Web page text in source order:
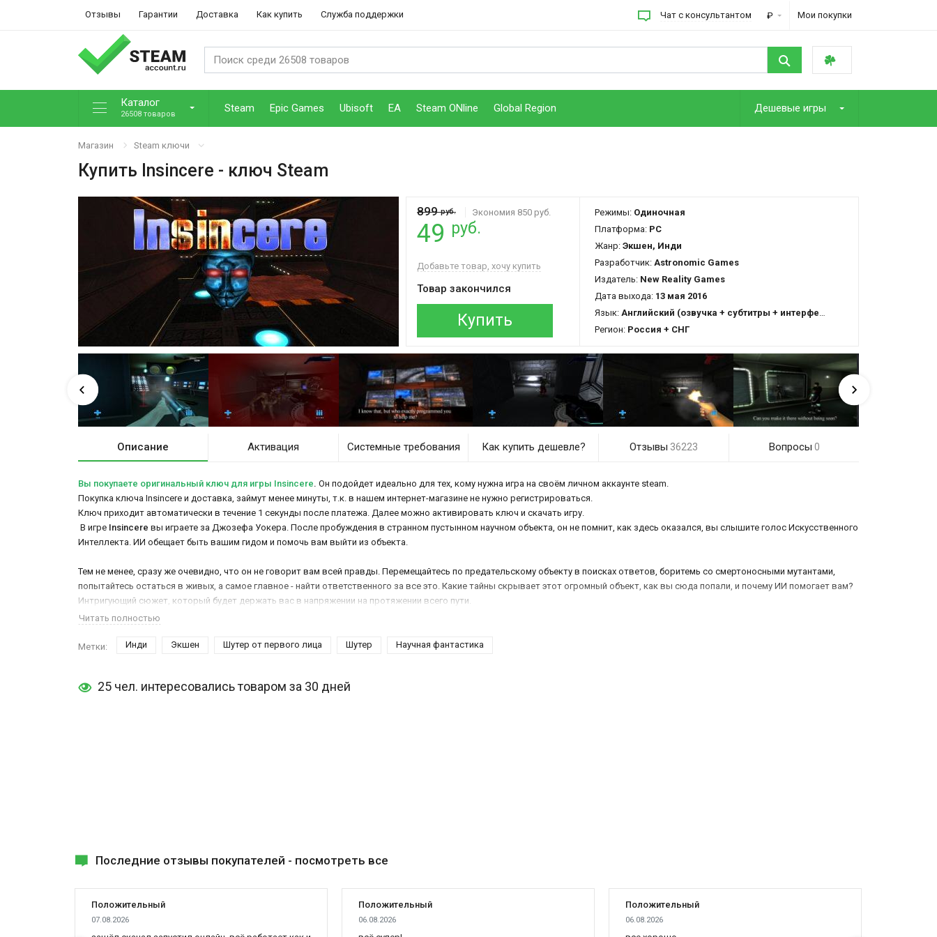
Отзывы Гарантии Доставка Как купить Служба поддержки Чат с консультантом ₽ Мои покупки
Каталог
26508 товаров Steam Epic Games Ubisoft EA Steam ONline Global Region Дешевые игры
Магазин Steam ключи
Купить Insincere - ключ Steam
899руб. Экономия 850 руб.
49 руб.
Добавьте товар, хочу купить
Товар закончился
Купить
Режимы: Одиночная
Платформа: PC
Жанр: Экшен, Инди
Разработчик: Astronomic Games
Издатель: New Reality Games
Дата выхода: 13 мая 2016
Язык: Английский (озвучка + субтитры + интерфейс)
Регион: Россия + СНГ
Описание Активация Системные требования Как купить дешевле? Отзывы 36223 Вопросы 0
Вы покупаете оригинальный ключ для игры Insincere. Он подойдет идеально для тех, кому нужна игра на своём личном аккаунте steam.
Покупка ключа Insincere и доставка, займут менее минуты, т.к. в нашем интернет-магазине не нужно регистрироваться.
Ключ приходит автоматически в течение 1 секунды после платежа. Далее можно активировать ключ и скачать игру.
В игре Insincere вы играете за Джозефа Уокера. После пробуждения в странном пустынном научном объекта, он не помнит, как здесь оказался, вы слышите голос Искусственного
Интеллекта. ИИ обещает быть вашим гидом и помочь вам выйти из объекта.
Тем не менее, сразу же очевидно, что он не говорит вам всей правды. Перемещайтесь по предательскому объекту в поисках ответов, боритемь со смертоносными мутантами,
попытайтесь остаться в живых, а самое главное - найти ответственного за все это. Какие тайны скрывает этот огромный объект, как вы сюда попали, и почему ИИ помогает вам?
Интригующий сюжет, который будет держать вас в напряжении на протяжении всего пути.
Читать полностью
Метки: Инди Экшен Шутер от первого лица Шутер Научная фантастика
25 чел. интересовались товаром за 30 дней
Последние отзывы покупателей - посмотреть все
Положительный
07.08.2026
Положительный
06.08.2026
Положительный
06.08.2026